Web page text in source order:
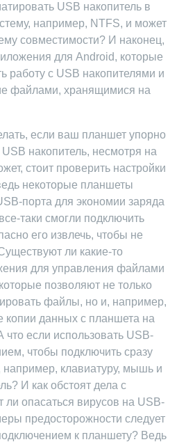
USB накопитель в
например, NTFS, и может
совместимости? И наконец,
для Android, которые
работу с USB накопителями и
файлами, хранящимися на
если ваш планшет упорно
накопитель, несмотря на
стоит проверить настройки
некоторые планшеты
порта для экономии заряда
таки смогли подключить
его извлечь, чтобы не
ли какие-то
для управления файлами
позволяют не только
файлы, но и, например,
копии данных с планшета на
если использовать USB-
чтобы подключить сразу
например, клавиатуру, мышь и
И как обстоят дела с
ли опасаться вирусов на USB-
предосторожности следует
к планшету? Ведь